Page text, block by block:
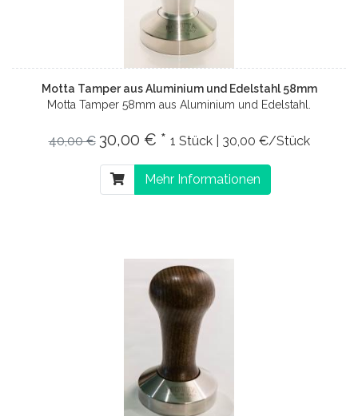
Motta Tamper aus Aluminium und Edelstahl 58mm
Motta Tamper 58mm aus Aluminium und Edelstahl.
40,00 € 30,00 € * 1 Stück | 30,00 €/Stück
Mehr Informationen